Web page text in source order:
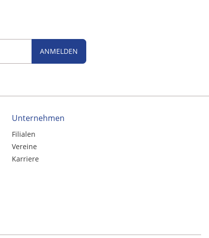
ANMELDEN
Unternehmen
Filialen
Vereine
Karriere